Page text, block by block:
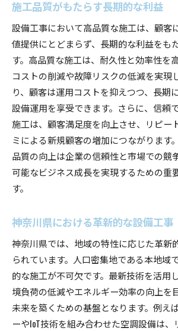
施工品質がもたらす長期的な利益
設備工事において高品質な施工は、顧客
値提供にとどまらず、長期的な利益をも
す。高品質な施工は、耐久性と効率性を
コストの削減や故障リスクの低減を実現
り、顧客は運用コストを抑えつつ、長期
設備運用を享受できます。さらに、信頼
施工は、顧客満足度を向上させ、リピー
ミによる新規顧客の増加につながります
品質の向上は企業の信頼性と市場での競
可能なビジネス成長を実現するための重
す。
神奈川県における革新的な設備工事
神奈川県では、地域の特性に応じた革新
られています。人口密集地である本地域
的な施工が不可欠です。最新技術を活用
境負荷の低減やエネルギー効率の向上を
未来を築くための基盤となります。例え
ーやIoT技術を組み合わせた空調設備は